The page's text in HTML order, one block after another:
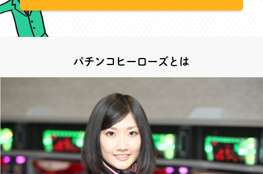
パチンコヒーローズとは